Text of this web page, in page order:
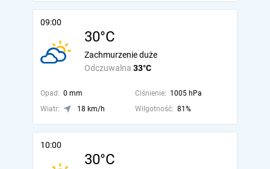
09:00
30°C
Odczuwalna 33°C
Zachmurzenie duże
Opad: 0 mm Ciśnienie: 1005 hPa
Wiatr:
18 km/h Wilgotność: 81%
10:00
30°C